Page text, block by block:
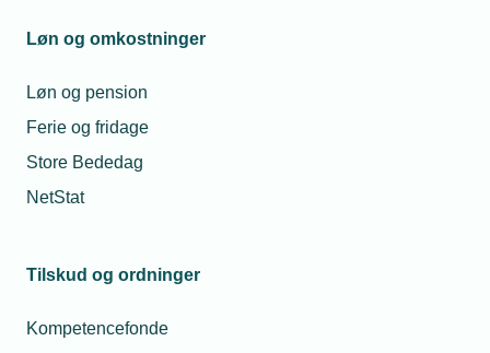
Løn og omkostninger
Løn og pension
Ferie og fridage
Store Bededag
NetStat
Tilskud og ordninger
Kompetencefonde
Læs mere
Læs mere
Læs mere